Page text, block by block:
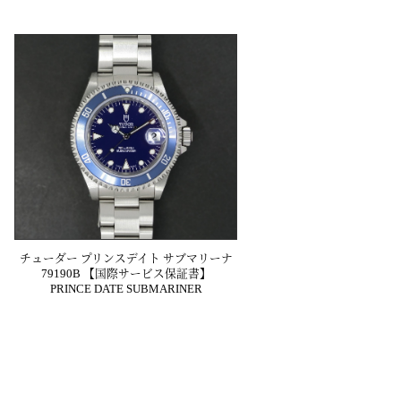
チューダー プリンスデイト サブマリーナ
79190B 【国際サービス保証書】
PRINCE DATE SUBMARINER